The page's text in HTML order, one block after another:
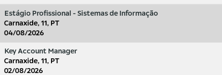
Estágio Profissional - Sistemas de Informação
Carnaxide, 11, PT
04/08/2026
Key Account Manager
Carnaxide, 11, PT
02/08/2026